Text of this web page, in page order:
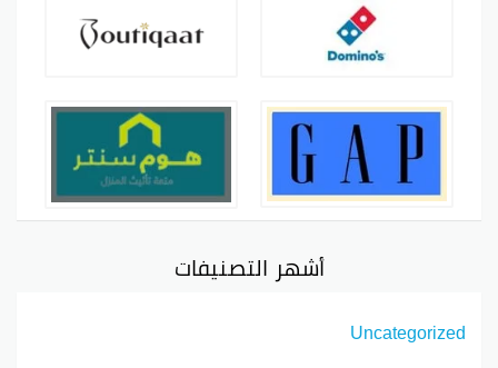
أشهر التصنيفات
Uncategorized